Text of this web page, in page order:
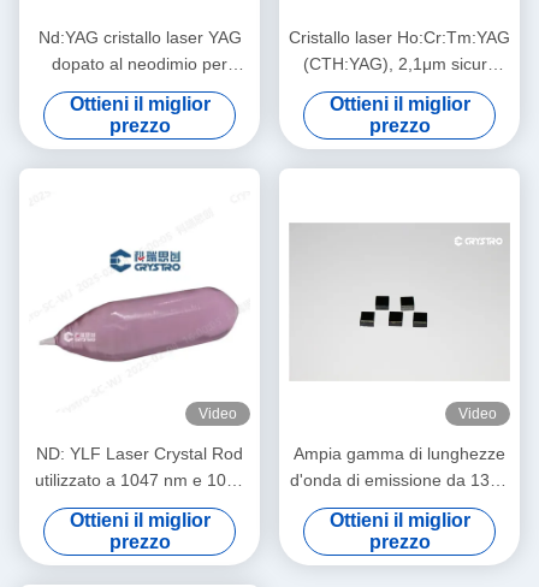
Nd:YAG cristallo laser YAG
dopato al neodimio per
sistemi laser a stato solido
ad alta potenza
Ottieni il miglior
prezzo
Cristallo laser Ho:Cr:Tm:YAG
(CTH:YAG), 2,1μm sicuro
per gli occhi, flash/diodo ad
alta efficienza pompato
Ottieni il miglior
prezzo
Video
ND: YLF Laser Crystal Rod
utilizzato a 1047 nm e 1053
nm
Ottieni il miglior
prezzo
Video
Ampia gamma di lunghezze
d'onda di emissione da 1350
nm a 1600 nm in Cr4 YAG
Laser Crystal Rod per varie
applicazioni
Ottieni il miglior
prezzo